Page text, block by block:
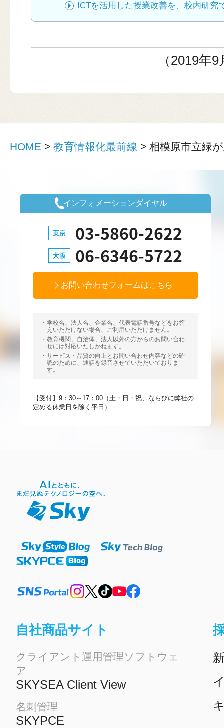
HOME > 教育情報化最前線 > 相模原市立緑
ICTを活用した授業改善を、校内研究
（2019年
インフォメーションダイヤル
東京 03-5860-2622
大阪 06-6346-5722
お問い合わせフォームはこちら
学校名、法人名、企業名、代表電話番号などをお答
えいただけない場合、ご利用いただけません。
教育機関、自治体、法人以外の方からのお問い合わ
せには対応いたしかねます。
サービス・品質の向上とお問い合わせ内容などの確
認のために、通話を録音させていただいておりま
す。
【受付】9：30～17：00（土・日・祝、ならびに弊社の
定める休業日を除く平日）
自社商品サイト
クライアント運用管理ソフトウェ
ア
SKYSEA Client View
名刺管理
SKYPCE